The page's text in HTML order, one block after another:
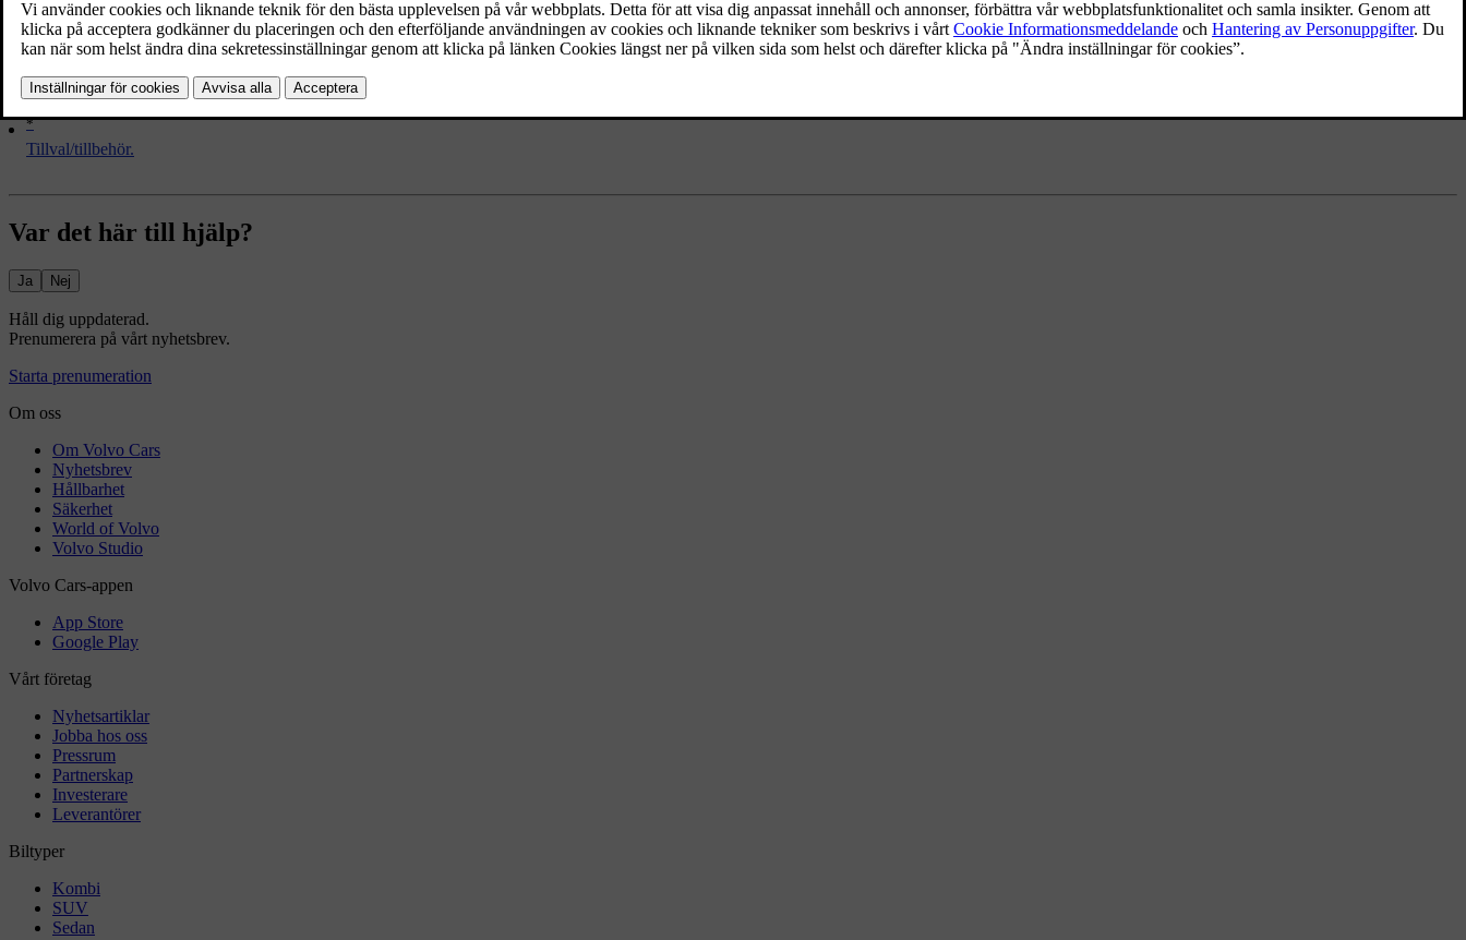
Underkanaler går endast att komma åt på den valda huvudkanalen. För tillgång till andra underkanaler välj annan huvudkanal.
*
Tillval/tillbehör.
DAB (Digital Audio Broadcasting) är ett
digitalt sändningssystem för radio. Bilen
Var det här till hjälp?
Ja Nej